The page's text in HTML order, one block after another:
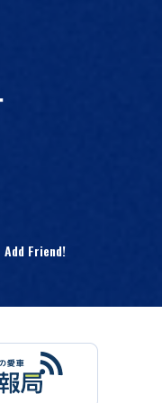
Add Friend!